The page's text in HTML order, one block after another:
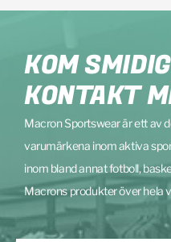
KOM
KONTAKT
Macron Sportswear är ett av
varumärkena inom aktiva
inom bland annat fotboll,
Macrons produkter över hela